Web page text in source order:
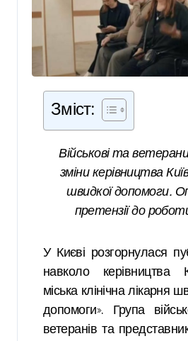
Зміст:
Військові та ветерани вимагають
зміни керівництва
швидкої допомоги.
претензії до
У Києві розгорнулася
навколо керівництва
міська клінічна лікарня
допомоги». Група
ветеранів та